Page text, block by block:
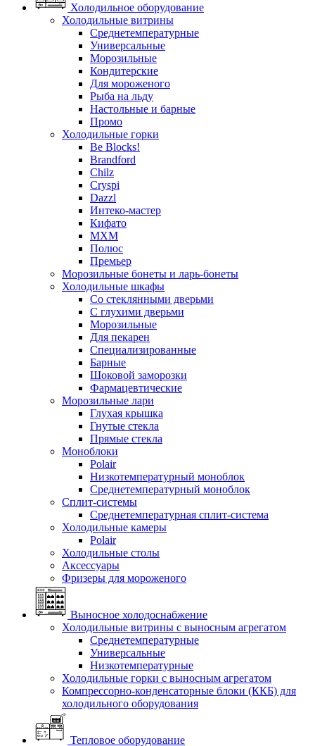
Холодильное оборудование
Холодильные витрины
Среднетемпературные
Универсальные
Морозильные
Кондитерские
Для мороженого
Рыба на льду
Настольные и барные
Промо
Холодильные горки
Be Blocks!
Brandford
Chilz
Cryspi
Dazzl
Интеко-мастер
Кифато
МХМ
Полюс
Премьер
Морозильные бонеты и ларь-бонеты
Холодильные шкафы
Со стеклянными дверьми
С глухими дверьми
Морозильные
Для пекарен
Специализированные
Барные
Шоковой заморозки
Фармацевтические
Морозильные лари
Глухая крышка
Гнутые стекла
Прямые стекла
Моноблоки
Polair
Низкотемпературный моноблок
Среднетемпературный моноблок
Сплит-системы
Среднетемпературная сплит-система
Холодильные камеры
Polair
Холодильные столы
Аксессуары
Фризеры для мороженого
Выносное холодоснабжение
Холодильные витрины с выносным агрегатом
Среднетемпературные
Универсальные
Низкотемпературные
Холодильные горки с выносным агрегатом
Компрессорно-конденсаторные блоки (ККБ) для
холодильного оборудования
Тепловое оборудование